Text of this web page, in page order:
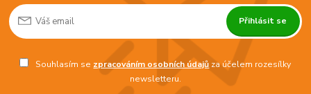
Přihlásit se
Souhlasím se zpracováním osobních údajů za účelem rozesílky
newsletteru.